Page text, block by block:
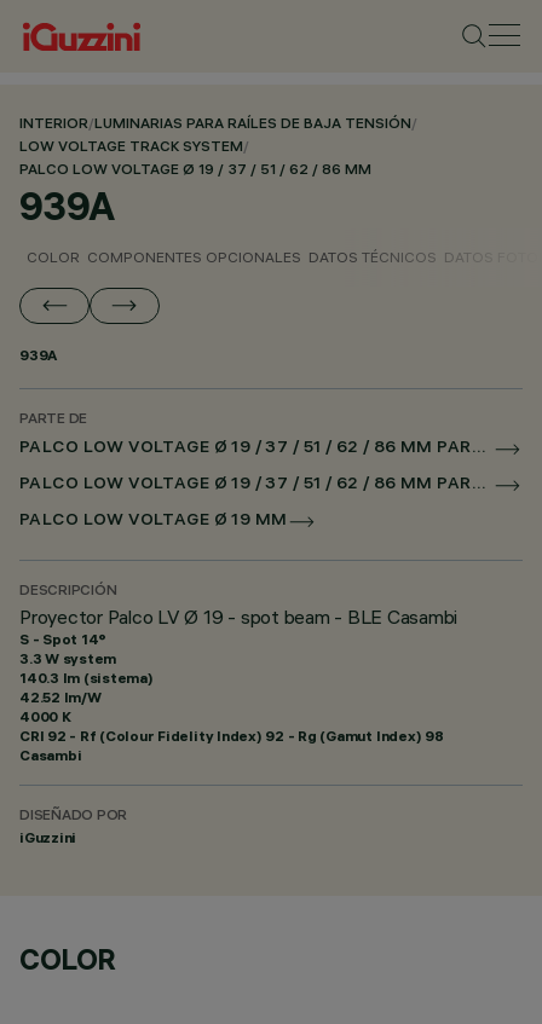
INTERIOR/LUMINARIAS PARA RAÍLES DE BAJA TENSIÓN/
LOW VOLTAGE TRACK SYSTEM/
PALCO LOW VOLTAGE Ø 19 / 37 / 51 / 62 / 86 MM
939A
COLOR COMPONENTES OPCIONALES DATOS TÉCNICOS DATOS
939A
PARTE DE
PALCO LOW VOLTAGE Ø 19 / 37 / 51 / 62 / 86 MM PARA RAÌL LOW VOLTAGE CASAMBI
PALCO LOW VOLTAGE Ø 19 / 37 / 51 / 62 / 86 MM PARA SUPERRAIL CASAMBI
PALCO LOW VOLTAGE Ø 19 MM
DESCRIPCIÓN
Proyector Palco LV Ø 19 - spot beam - BLE Casambi
S - Spot 14°
3.3 W system
140.3 lm (sistema)
42.52 lm/W
4000 K
CRI 92 - Rf (Colour Fidelity Index) 92 - Rg (Gamut Index) 98
Casambi
DISEÑADO POR
iGuzzini
COLOR